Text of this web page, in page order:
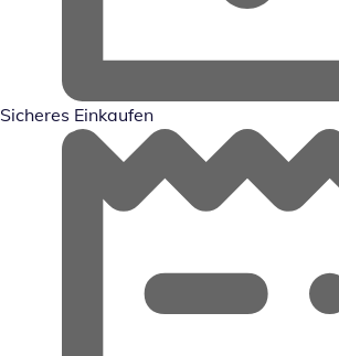
Sicheres Einkaufen